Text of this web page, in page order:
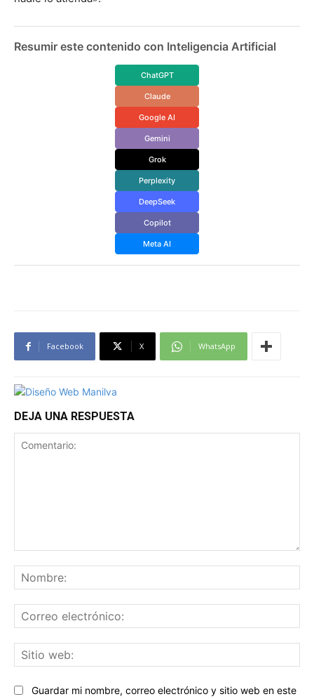
Resumir este contenido con Inteligencia Artificial
ChatGPT
Claude
Google AI
Gemini
Grok
Perplexity
DeepSeek
Copilot
Meta AI
Facebook X WhatsApp
DEJA UNA RESPUESTA
Guardar mi nombre, correo electrónico y sitio web en este